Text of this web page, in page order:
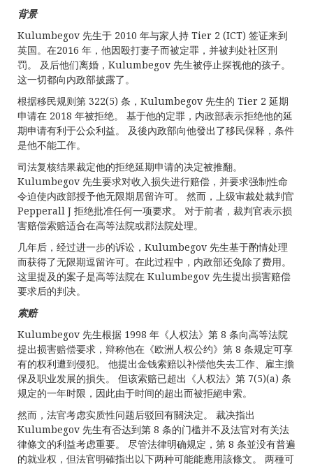
背景
Kulumbegov 先生于 2010 年与家人持 Tier 2 (ICT) 签证来到
英国。在2016 年，他因殴打妻子而被定罪，并被判处社区刑
罚。 及后他们离婚，Kulumbegov 先生被停止探视他的孩子。
这一切都向内政部披露了。
根据移民规则第 322(5) 条，Kulumbegov 先生的 Tier 2 延期
申请在 2018 年被拒绝。 基于他的定罪，内政部表示拒绝他的延
期申请有利于公众利益。 及後內政部向他發出了移民保释，条件
是他不能工作。
司法复核结果裁定他的拒绝延期申请的决定被推翻。
Kulumbegov 先生要求对收入损失进行赔偿，并要求强制性命
令迫使内政部授予他无限期居留许可。 然而，上级审裁处裁判官
Pepperall J 拒绝批准任何一项要求。 对于前者，裁判官表示损
害赔偿索赔适合在高等法院或郡法院处理。
几年后，经过进一步的诉讼，Kulumbegov 先生基于酌情处理
而获得了无限期逗留许可。在此过程中，内政部还免除了费用。
这里提及的案子是高等法院在 Kulumbegov 先生提出损害赔偿
要求后的判决。
索赔
Kulumbegov 先生根据 1998 年《人权法》第 8 条向高等法院
提出损害赔偿要求，辩称他在《欧洲人权公约》第 8 条规定可享
有的权利遭到侵犯。 他提出金钱索赔以补偿他失去工作、雇主擔
保及职业发展的損失。 但该索赔已超出《人权法》第 7(5)(a) 条
规定的一年时限，因此由于时间的超出而被拒絕申索。
然而，法官考虑实质性问题后驳回有關決定。 裁决指出
Kulumbegov 先生有否达到第 8 条的门槛并不及法官对有关法
律條文的利益考虑重要。 尽管法律明确规定，第 8 条並没有普遍
的就业权，但法官明確指出以下两种可能能應用該條文。 两種可